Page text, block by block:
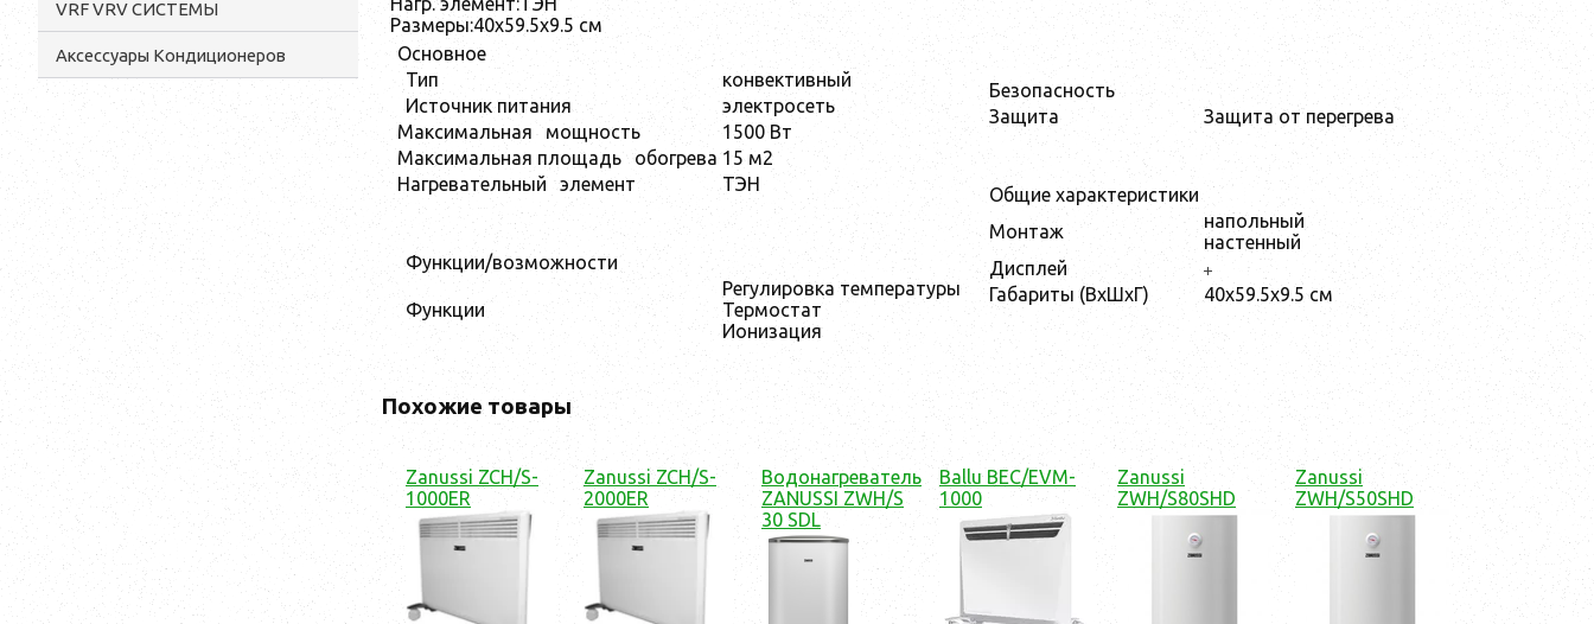
VRF VRV СИСТЕМЫ
Аксессуары Кондиционеров
Размеры:40x59.5x9.5 см
Основное
Тип
конвективный
Источник питания
электросеть
Максимальная
мощность
1500 Вт
Максимальная площадь
обогрева 15 м2
Нагревательный
элемент ТЭН
Функции/возможности
Функции
Регулировка температуры
Термостат
Ионизация
Безопасность
Защита
Защита от перегрева
Общие характеристики
Монтаж
напольный
настенный
Дисплей
Габариты (ВхШхГ)
40x59.5x9.5 см
Похожие товары
Zanussi ZCH/S-
1000ER
Zanussi ZCH/S-
2000ER
Водонагреватель
ZANUSSI ZWH/S
30 SDL
Ballu BEC/EVM-
1000
Zanussi
ZWH/S80SHD
Zanussi
ZWH/S50SHD